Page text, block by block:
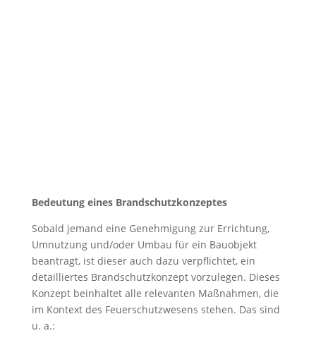
Bedeutung eines Brandschutzkonzeptes
Sobald jemand eine Genehmigung zur Errichtung,
Umnutzung und/oder Umbau für ein Bauobjekt
beantragt, ist dieser auch dazu verpflichtet, ein
detailliertes Brandschutzkonzept vorzulegen. Dieses
Konzept beinhaltet alle relevanten Maßnahmen, die
im Kontext des Feuerschutzwesens stehen. Das sind
u. a.: